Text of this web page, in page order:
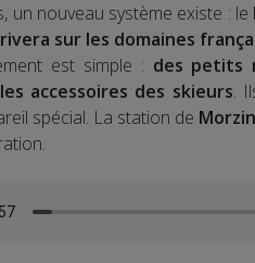
un nouveau système existe : le
sur les domaines
est simple : des petits
accessoires des skieurs.
spécial. La station de